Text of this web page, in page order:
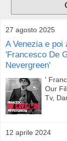
27 agosto 2025
A Venezia e
'Francesco De
Nevergreen'
'
Our
Tv,
12 aprile 2024